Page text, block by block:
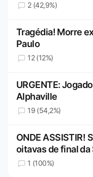
2 (42,9%)
Tragédia! Morre
Paulo
12 (12%)
URGENTE:
Alphaville
19 (54,2%)
ONDE ASSISTIR!
oitavas de final
1 (100%)